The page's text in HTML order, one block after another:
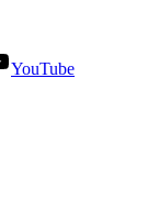
YouTube